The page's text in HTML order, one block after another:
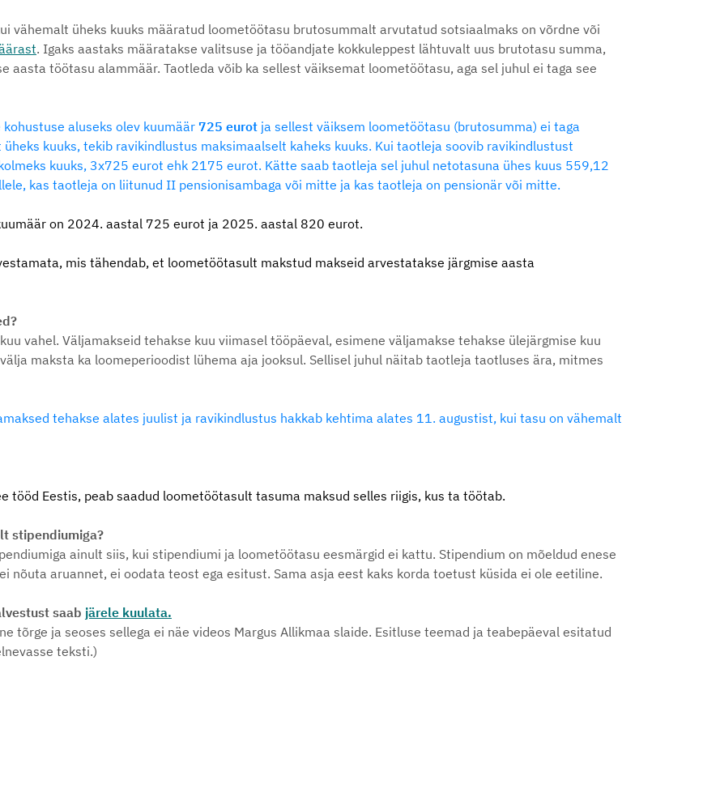
vähemalt üheks kuuks määratud loometöötasu brutosummalt arvutatud sotsiaalmaks on võrdne või
. Igaks aastaks määratakse valitsuse ja tööandjate kokkuleppest lähtuvalt uus brutotasu summa,
aasta töötasu alammäär. Taotleda võib ka sellest väiksemat loometöötasu, aga sel juhul ei taga see
aluseks olev kuumäär 725 eurot ja sellest väiksem loometöötasu (brutosumma) ei taga
kuuks, tekib ravikindlustus maksimaalselt kaheks kuuks. Kui taotleja soovib ravikindlustust
kuuks, 3x725 eurot ehk 2175 eurot. Kätte saab taotleja sel juhul netotasuna ühes kuus 559,12
kas taotleja on liitunud II pensionisambaga või mitte ja kas taotleja on pensionär või mitte.
on 2024. aastal 725 eurot ja 2025. aastal 820 eurot.
mis tähendab, et loometöötasult makstud makseid arvestatakse järgmise aasta
vahel. Väljamakseid tehakse kuu viimasel tööpäeval, esimene väljamakse tehakse ülejärgmise kuu
maksta ka loomeperioodist lühema aja jooksul. Sellisel juhul näitab taotleja taotluses ära, mitmes
tehakse alates juulist ja ravikindlustus hakkab kehtima alates 11. augustist, kui tasu on vähemalt
tööd Eestis, peab saadud loometöötasult tasuma maksud selles riigis, kus ta töötab.
stipendiumiga?
ainult siis, kui stipendiumi ja loometöötasu eesmärgid ei kattu. Stipendium on mõeldud enese
nõuta aruannet, ei oodata teost ega esitust. Sama asja eest kaks korda toetust küsida ei ole eetiline.
saab järele kuulata.
tõrge ja seoses sellega ei näe videos Margus Allikmaa slaide. Esitluse teemad ja teabepäeval esitatud
teksti.)